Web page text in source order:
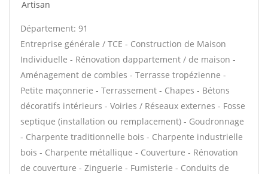
Artisan
Département: 91
Entreprise générale / TCE - Construction de Maison
Individuelle - Rénovation dappartement / de maison -
Aménagement de combles - Terrasse tropézienne -
Petite maçonnerie - Terrassement - Chapes - Bétons
décoratifs intérieurs - Voiries / Réseaux externes - Fosse
septique (installation ou remplacement) - Goudronnage
- Charpente traditionnelle bois - Charpente industrielle
bois - Charpente métallique - Couverture - Rénovation
de couverture - Zinguerie - Fumisterie - Conduits de